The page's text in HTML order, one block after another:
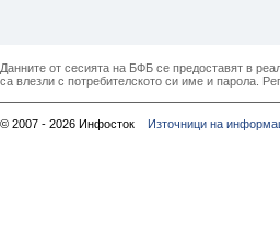
Данните от сесията на БФБ се предоставят в
са влезли с потребителското си име и парола.
© 2007 - 2026 Инфосток Източници на